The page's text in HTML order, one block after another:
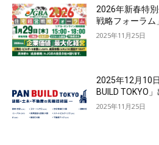
2026年新春特
戦略フォーラム
2025年11月25日
2025年12月10
BUILD TOKYO
2025年11月25日